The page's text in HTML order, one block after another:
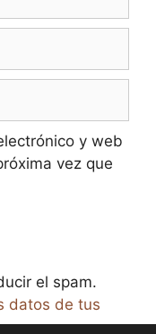
y web
vez que
el spam.
datos de tus